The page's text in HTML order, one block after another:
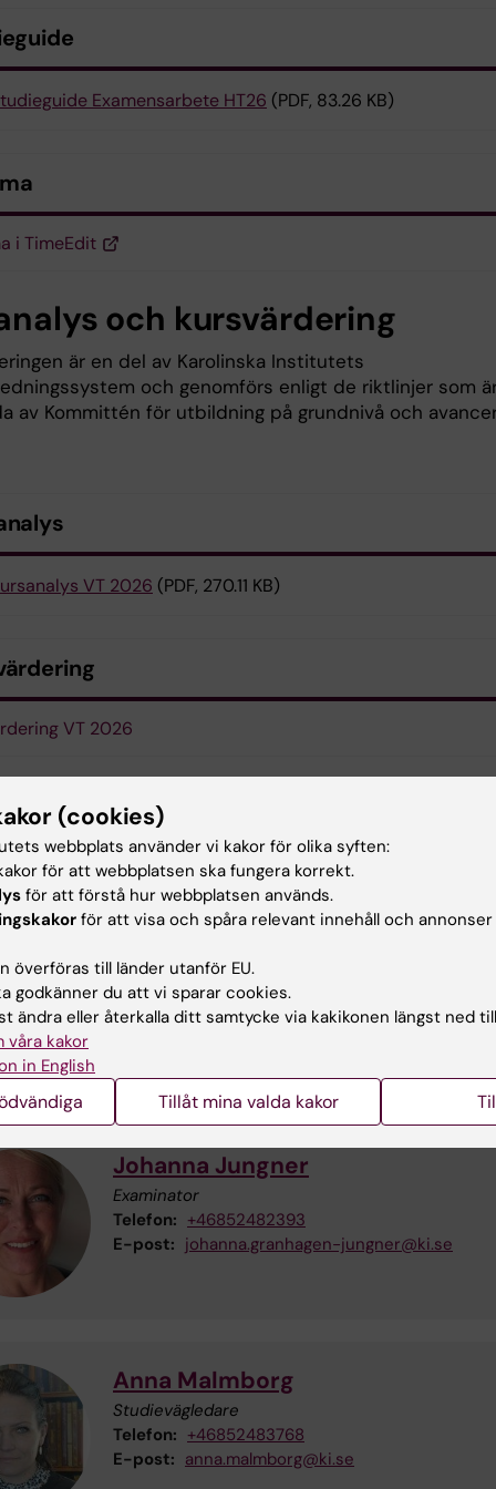
Examensarbete HT26 (PDF, 83.26 KB)
i TimeEdit
och kursvärdering
är en del av Karolinska Institutets
och genomförs enligt de riktlinjer som
av Kommittén för utbildning på grundnivå och
VT 2026 (PDF, 270.11 KB)
VT 2026
Elin Öst
Kursansvarig
Johanna Jungner
Examinator
Telefon: +46852482393
E-post: johanna.granhagen-jungner@ki.se
Anna Malmborg
Studievägledare
Telefon: +46852483768
E-post: anna.malmborg@ki.se
(cookies)
webbplats använder vi kakor för olika syften:
för att webbplatsen ska fungera korrekt.
för att förstå hur webbplatsen används.
för att visa och spåra relevant innehåll och
överföras till länder utanför EU.
godkänner du att vi sparar cookies.
ändra eller återkalla ditt samtycke via kakikonen längst ned
våra kakor
in English
Tillåt mina valda kakor